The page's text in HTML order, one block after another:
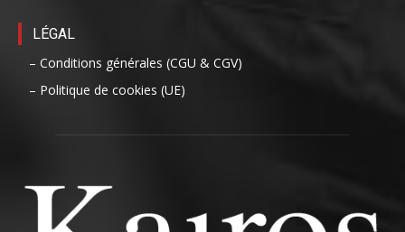
LÉGAL
– Conditions générales (CGU & CGV)
– Politique de cookies (UE)